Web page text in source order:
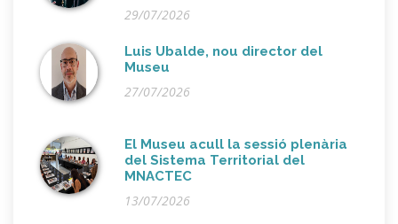
29/07/2026
Luis Ubalde, nou director del
Museu
27/07/2026
El Museu acull la sessió plenària
del Sistema Territorial del
MNACTEC
13/07/2026